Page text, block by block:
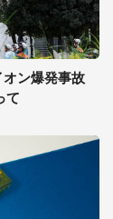
ン爆発事故
て